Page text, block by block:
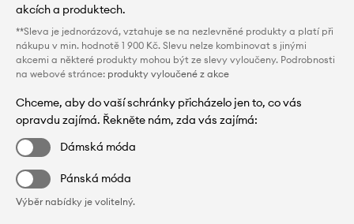
akcích a produktech.
**Sleva je jednorázová, vztahuje se na nezlevněné produkty a platí při
nákupu v min. hodnotě 1 900 Kč. Slevu nelze kombinovat s jinými
akcemi a některé produkty mohou být ze slevy vyloučeny. Podrobnosti
na webové stránce: produkty vyloučené z akce
Chceme, aby do vaší schránky přicházelo jen to, co vás
opravdu zajímá. Řekněte nám, zda vás zajímá:
Dámská móda
Pánská móda
Výběr nabídky je volitelný.